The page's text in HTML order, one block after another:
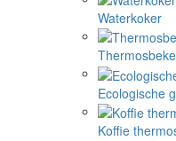
Waterkoker
Ecologische
Koffie